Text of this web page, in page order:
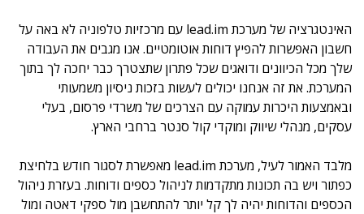
האינטגרציה של מערכת lead.im עם מרכזיות טלפוניה לא באה על
חשבון האפשרות להפיץ דוחות אוטומטיים. אנו מגבים את העבודה
שלך מכל הכיוונים ודואגים שכל פתרון שתצטרך כבר יחכה לך בתוך
המערכת. את זה אנחנו יכולים לעשות בזכות ניסיון משמעותי
ובאמצעות היכרות עמוקה עם הצרכים של משרדי פרסום, בעלי
עסקים, מנהלי שיווק ומוקדי קול סנטר ברחבי הארץ.
מלבד האמור לעיל, מערכת lead.im מאפשרת לסגור חודש בלחיצת
כפתור ויש בה תכונות מתקדמות לניהול כספים ודוחות. בעזרת ניהול
הכספים והדוחות יהיה לך קל יותר להתחשבן מול ספקי דאטה ומול